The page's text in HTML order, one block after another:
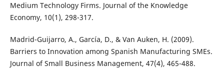
Medium Technology Firms. Journal of the Knowledge
Economy, 10(1), 298-317.
Madrid-Guijarro, A., García, D., & Van Auken, H. (2009).
Barriers to Innovation among Spanish Manufacturing SMEs.
Journal of Small Business Management, 47(4), 465-488.